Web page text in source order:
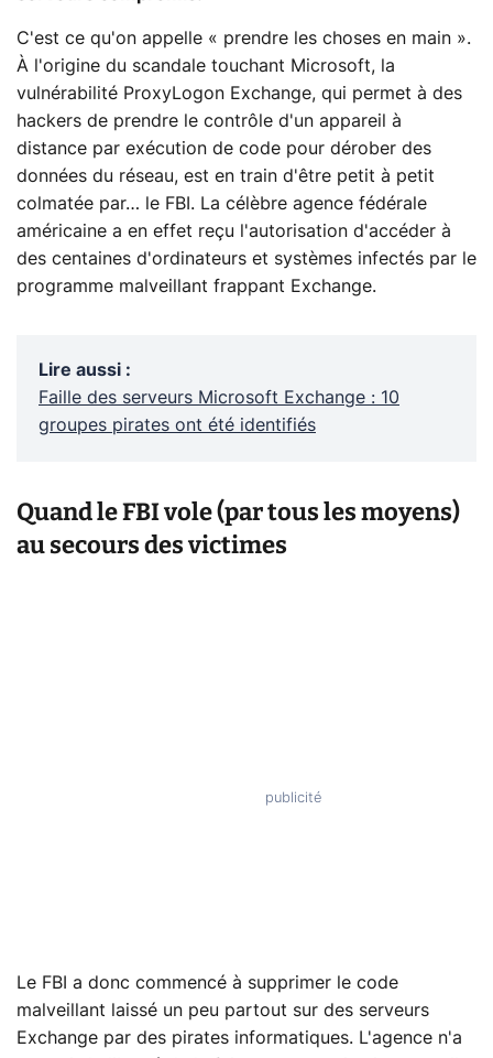
C'est ce qu'on appelle « prendre les choses en main ».
À l'origine du scandale touchant Microsoft, la
vulnérabilité ProxyLogon Exchange, qui permet à des
hackers de prendre le contrôle d'un appareil à
distance par exécution de code pour dérober des
données du réseau, est en train d'être petit à petit
colmatée par… le FBI. La célèbre agence fédérale
américaine a en effet reçu l'autorisation d'accéder à
des centaines d'ordinateurs et systèmes infectés par le
programme malveillant frappant Exchange.
Lire aussi :
Faille des serveurs Microsoft Exchange : 10
groupes pirates ont été identifiés
Quand le FBI vole (par tous les moyens)
au secours des victimes
Le FBI a donc commencé à supprimer le code
malveillant laissé un peu partout sur des serveurs
Exchange par des pirates informatiques. L'agence n'a